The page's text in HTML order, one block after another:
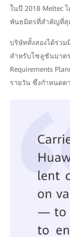
ในปี 2018 Meltec
พันธมิตรที่สำคัญที่สุ
บริษัททั้งสองได้ร่ว
สำหรับโซลูชันมาต
Requirements
รายวัน ซึ่งกำหนดต